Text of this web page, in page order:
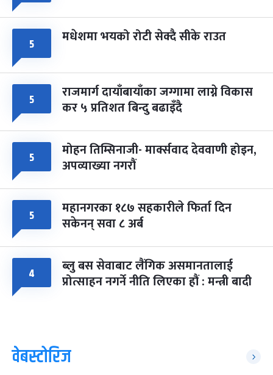
५ मधेशमा भयको रोटी सेक्दै सीके राउत
५ राजमार्ग दायाँबायाँका जग्गामा लाग्ने विकास
कर ५ प्रतिशत बिन्दु बढाइँदै
५ मोहन तिम्सिनाजी- मार्क्सवाद देववाणी होइन,
अपव्याख्या नगरौं
५ महानगरका १८७ सहकारीले फिर्ता दिन
सकेनन् सवा ८ अर्ब
४ ब्लु बस सेवाबाट लैंगिक असमानतालाई
प्रोत्साहन नगर्ने नीति लिएका हौं : मन्त्री बादी
वेबस्टोरिज